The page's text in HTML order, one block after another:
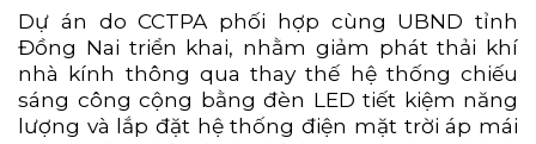
Dự án do CCTPA phối hợp cùng UBND tỉnh
Đồng Nai triển khai, nhằm giảm phát thải khí
nhà kính thông qua thay thế hệ thống chiếu
sáng công cộng bằng đèn LED tiết kiệm năng
lượng và lắp đặt hệ thống điện mặt trời áp mái